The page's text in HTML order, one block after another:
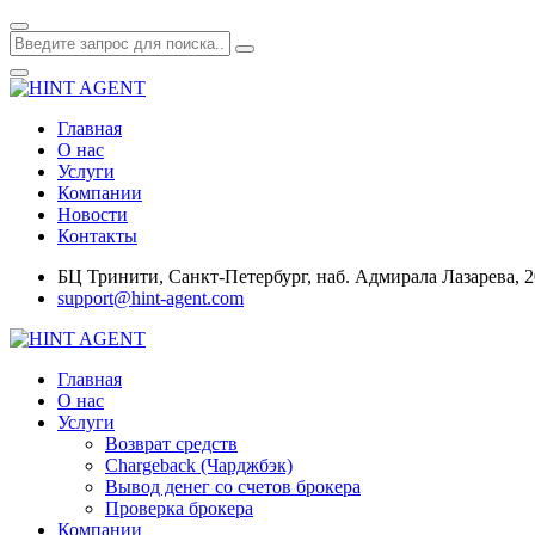
Главная
О нас
Услуги
Компании
Новости
Контакты
БЦ Тринити, Санкт-Петербург, наб. Адмирала Лазарева,
support@hint-agent.com
Главная
О нас
Услуги
Возврат средств
Chargeback (Чарджбэк)
Вывод денег со счетов брокера
Проверка брокера
Компании